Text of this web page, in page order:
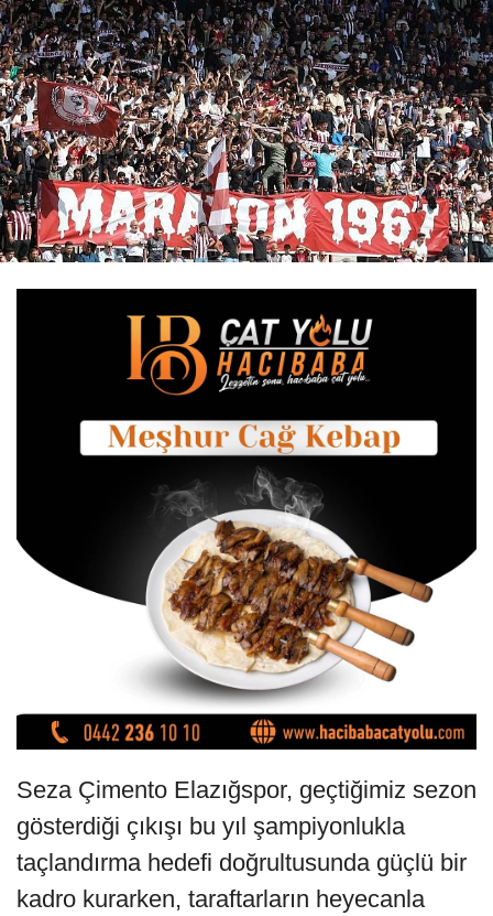
Seza Çimento Elazığspor, geçtiğimiz sezon
gösterdiği çıkışı bu yıl şampiyonlukla
taçlandırma hedefi doğrultusunda güçlü bir
kadro kurarken, taraftarların heyecanla